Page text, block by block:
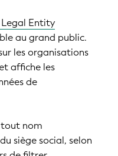
Entity
au grand public.
les organisations
affiche les
de
tout nom
siège social, selon